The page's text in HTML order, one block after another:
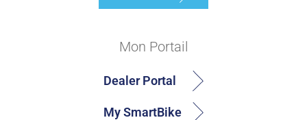
Mon Portail
Dealer Portal
My SmartBike